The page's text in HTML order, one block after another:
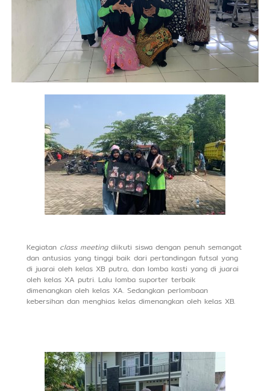
Kegiatan class meetingdiikuti siswa dengan penuh semangat
dan antusias yang tinggi baik dari pertandingan futsal yang
di juarai oleh kelas XB putra, dan lomba kasti yang di juarai
oleh kelas XA putri. Lalu lomba suporter terbaik
dimenangkan oleh kelas XA. Sedangkan perlombaan
kebersihan dan menghias kelas dimenangkan oleh kelas XB.